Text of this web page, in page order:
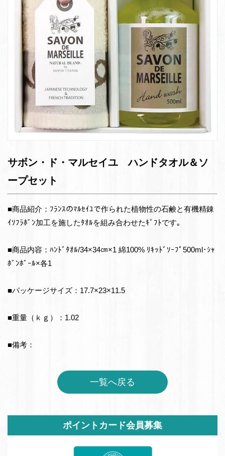
サボン・ド・マルセイユ ハンドタオル＆ソ
ープセット
■商品紹介：ﾌﾗﾝｽのﾏﾙｾｲﾕで作られた植物性の石鹸と有機精錬
ｲｿﾌﾗﾎﾞﾝ加工を施したﾀｵﾙを組み合わせたｷﾞﾌﾄです｡
■商品内容：ﾊﾝﾄﾞﾀｵﾙ/34×34㎝×1 綿100% ﾘｷｯﾄﾞｿｰﾌﾟ500ml･ｼｬ
ﾎﾞﾝﾎﾞｰﾙ×各1
■パッケージサイズ：17.7×23×11.5
■重量（ｋｇ）：1.02
■備考：
一覧へ戻る
イ
ポイントカード会員募集